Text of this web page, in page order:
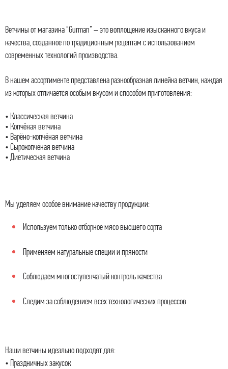
Ветчины от магазина “Gurman” – это воплощение изысканного вкуса и
качества, созданное по традиционным рецептам с использованием
современных технологий производства.
В нашем ассортименте представлена разнообразная линейка ветчин, каждая
из которых отличается особым вкусом и способом приготовления:
• Классическая ветчина
• Копчёная ветчина
• Варёно-копчёная ветчина
• Сырокопчёная ветчина
• Диетическая ветчина
Мы уделяем особое внимание качеству продукции:
Используем только отборное мясо высшего сорта
Применяем натуральные специи и пряности
Соблюдаем многоступенчатый контроль качества
Следим за соблюдением всех технологических процессов
Наши ветчины идеально подходят для:
• Праздничных закусок